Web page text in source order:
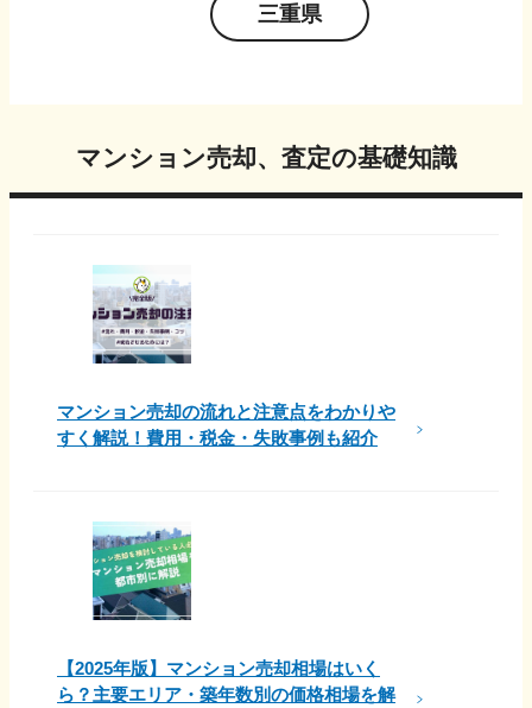
三重県
マンション売却、査定の基礎知識
マンション売却の流れと注意点をわかりや
すく解説！費用・税金・失敗事例も紹介
【2025年版】マンション売却相場はいく
ら？主要エリア・築年数別の価格相場を解